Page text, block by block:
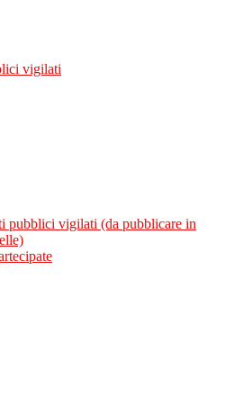
vigilati
pubblici vigilati (da pubblicare in